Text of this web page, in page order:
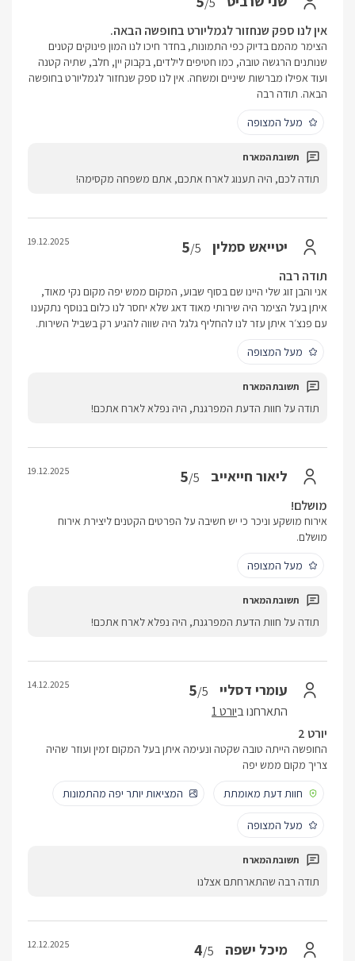
אין לנו ספק שנחזור לגמליורט בחופשה הבאה.
הצימר מהמם בדיוק כפי התמונות, בחדר חיכו לנו המון פינוקים קטנים
שנותנים הרגשה טובה, כמו חטיפים לילדים, בקבוק יין, חלב, שתיה קטנה
ועוד אפילו מברשות שיניים ומשחה. אין לנו ספק שנחזור לגמליורט בחופשה
הבאה. תודה רבה
מעל המצופה
תודה לכם, היה תענוג לארח אתכם, אתם משפחה מקסימה!
יטייאש סמלין 5/5
19.12.2025
תודה רבה
אני והבן זוג שלי היינו שם בסוף שבוע, המקום ממש יפה מקום נקי מאוד,
איתן בעל הצימר היה שירותי מאוד דאג שלא יחסר לנו כלום בנוסף נתקענו
עם פנצ׳ר איתן עזר לנו להחליף גלגל היה שווה להגיע רק בשביל השירות.
מעל המצופה
תודה על חוות הדעת המפרגנת, היה נפלא לארח אתכם!
ליאור חייאייב 5/5
19.12.2025
מושלם!
אירוח מושקע וניכר כי יש חשיבה על הפרטים הקטנים ליצירת אירוח
מושלם.
מעל המצופה
תודה על חוות הדעת המפרגנת, היה נפלא לארח אתכם!
עומרי דסליי 5/5
התארחנו ביורט 1
14.12.2025
יורט 2
החופשה הייתה טובה שקטה ונעימה איתן בעל המקום זמין ועוזר שהיה
צריך מקום ממש יפה
חוות דעת מאומתת
המציאות יותר יפה מהתמונות
מעל המצופה
תודה רבה שהתארחתם אצלנו
מיכל ישפה 4/5
12.12.2025